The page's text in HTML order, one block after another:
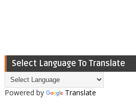
Select Language To Translate
Powered by Translate